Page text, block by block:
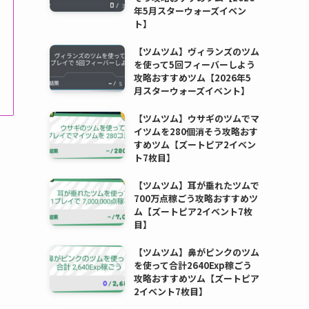
年5月スターウォーズイベン
ト】
【ツムツム】ヴィランズのツム
を使って5回フィーバーしよう
攻略おすすめツム【2026年5
月スターウォーズイベント】
【ツムツム】ウサギのツムでマ
イツムを280個消そう攻略おす
すめツム【ズートピア2イベン
ト7枚目】
【ツムツム】耳が垂れたツムで
700万点稼ごう攻略おすすめツ
ム【ズートピア2イベント7枚
目】
【ツムツム】鼻がピンクのツム
を使って合計2640Exp稼ごう
攻略おすすめツム【ズートピア
2イベント7枚目】